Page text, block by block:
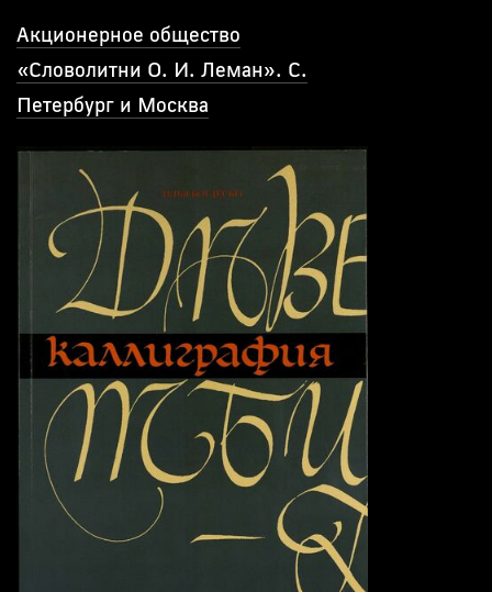
Акционерное общество
«Словолитни О. И. Леман». С.
Петербург и Москва